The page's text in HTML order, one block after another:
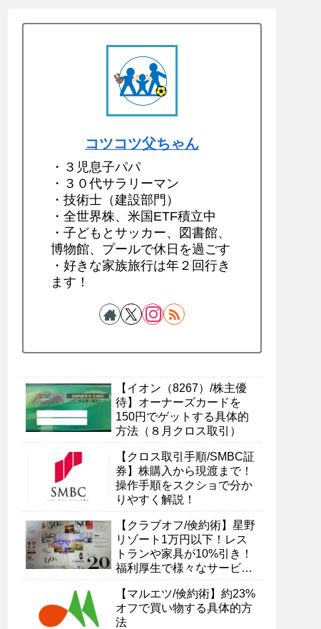
コツコツ父ちゃん
・３児息子パパ
・３０代サラリーマン
・技術士（建設部門）
・全世界株、米国ETF積立中
・子どもとサッカー、図書館、
博物館、プールで休日を過ごす
・好きな家族旅行は年２回行き
ます！
【イオン（8267）/株主優
待】オーナーズカードを
150円でゲットする具体的
方法（８月クロス取引）
【クロス取引手順/SMBC証
券】株購入から現渡まで！
操作手順をスクショで分か
りやすく解説！
【クラブオフ/倹約術】星野
リゾート1万円以下！レス
トランや家具が10%引き！
福利厚生で様々なサービス
【マルエツ/倹約術】約23%
オフで買い物する具体的方
法